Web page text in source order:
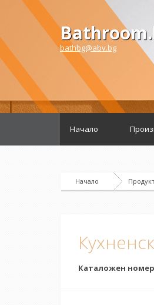
bathbg@abv.bg
Начало
Начало
Каталожен номер: